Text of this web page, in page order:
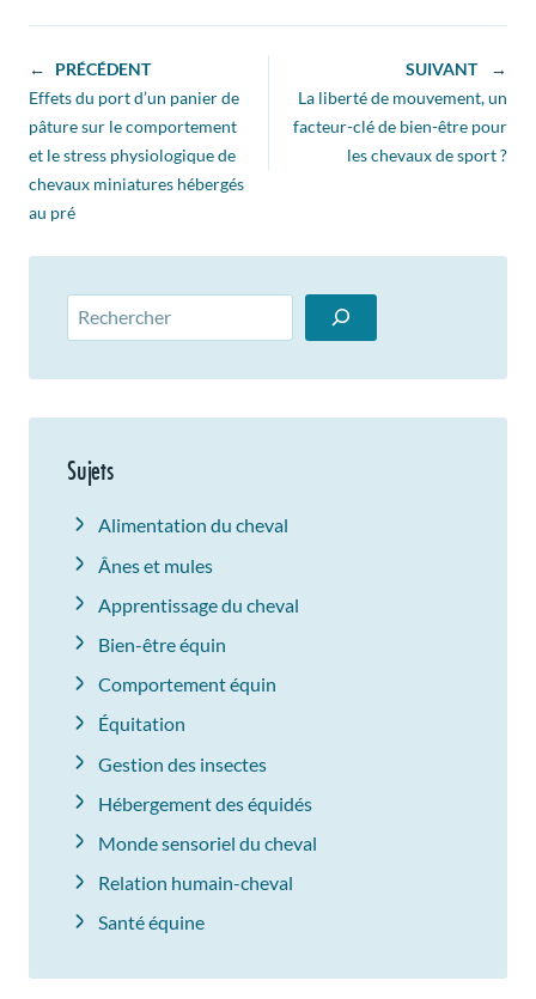
←
PRÉCÉDENT
Effets du port d’un panier de
pâture sur le comportement
et le stress physiologique de
chevaux miniatures hébergés
au pré
SUIVANT
→
La liberté de mouvement, un
facteur-clé de bien-être pour
les chevaux de sport ?
Rechercher
Sujets
Alimentation du cheval
Ânes et mules
Apprentissage du cheval
Bien-être équin
Comportement équin
Équitation
Gestion des insectes
Hébergement des équidés
Monde sensoriel du cheval
Relation humain-cheval
Santé équine